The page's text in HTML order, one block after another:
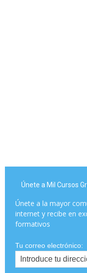
Únete a Mil Cursos
Únete a la mayor
internet y recibe en
formativos
Tu correo electrónico: